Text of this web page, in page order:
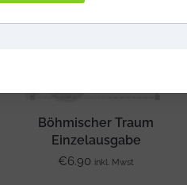
Böhmischer Traum
Einzelausgabe
€6.90 inkl. Mwst